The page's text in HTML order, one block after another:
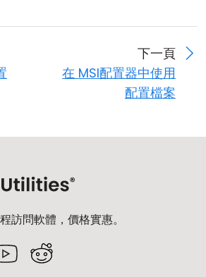
下一頁
在 MSI配置器中使用
配置檔案
訪問軟體，價格實惠。